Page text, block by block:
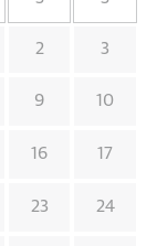
2 3
9 10
16 17
23 24